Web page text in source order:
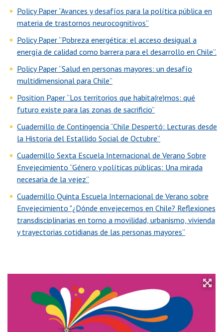
Policy Paper “Avances y desafíos para la política pública en
materia de trastornos neurocognitivos”
Policy Paper “Pobreza energética: el acceso desigual a
energía de calidad como barrera para el desarrollo en Chile”.
Policy Paper “Salud en personas mayores: un desafío
multidimensional para Chile”
Position Paper “Los territorios que habita(re)mos: qué
futuro existe para las zonas de sacrificio”
Cuadernillo de Contingencia “Chile Despertó: Lecturas desde
la Historia del Estallido Social de Octubre”
Cuadernillo Sexta Escuela Internacional de Verano Sobre
Envejecimiento “Género y políticas públicas: Una mirada
necesaria de la vejez”
Cuadernillo Quinta Escuela Internacional de Verano sobre
Envejecimiento "¿Dónde envejecemos en Chile? Reflexiones
transdisciplinarias en torno a movilidad, urbanismo, vivienda
y trayectorias cotidianas de las personas mayores”